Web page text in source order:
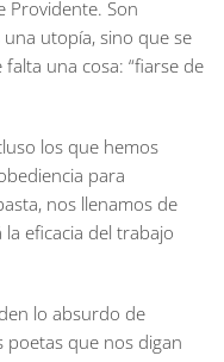
Providente. Son
utopía, sino que se
una cosa: “fiarse de
los que hemos
para
nos llenamos de
eficacia del trabajo
lo absurdo de
poetas que nos digan